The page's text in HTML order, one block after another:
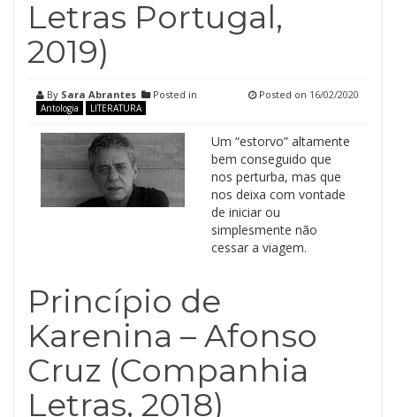
Letras Portugal,
2019)
By Sara Abrantes Posted in
Antologia LITERATURA
Posted on 16/02/2020
Um “estorvo” altamente
bem conseguido que
nos perturba, mas que
nos deixa com vontade
de iniciar ou
simplesmente não
cessar a viagem.
Princípio de
Karenina – Afonso
Cruz (Companhia
Letras, 2018)